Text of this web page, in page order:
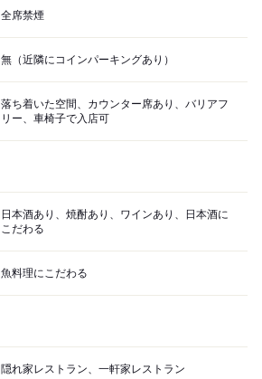
全席禁煙
無（近隣にコインパーキングあり）
落ち着いた空間、カウンター席あり、バリアフ
リー、車椅子で入店可
日本酒あり、焼酎あり、ワインあり、日本酒に
こだわる
魚料理にこだわる
隠れ家レストラン、一軒家レストラン